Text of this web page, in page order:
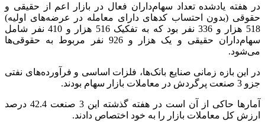
در هفته یادشده تعداد سهام‌داران فعال در بازار اعم از حقیقی و
حقوقی (بدون احتساب کدهای دارای معامله در عرضه‌های اولیه)
518 هزار و 336 نفر بود که به تفکیک 516 هزار و 410 نفر شامل
سهام‌داران حقیقی و یک هزار و 926 نفر مربوط به حقوقی‌ها
می‌شود.
در این بازه زمانی صنایع بانک‌ها، فلزات اساسی و فرآورده‌های نفتی
جزو 3 صنعت پرگردش در معاملات بازار سهام بودند.
آمارها حاکی از آن است در هفته گذشته این 3 صنعت 42.4 درصد
ارزش کل معاملات بازار را به خود اختصاص دادند.